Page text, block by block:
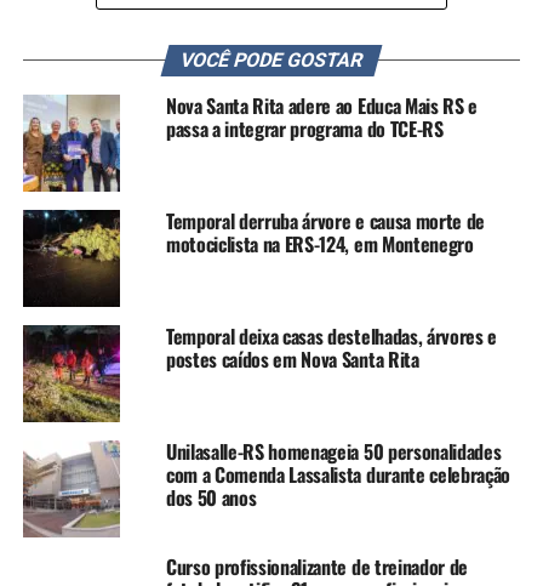
principalmente em Porto Alegre, Gravataí, Cachoeirinha
e Cidreira. Até o momento, 20 pessoas foram presas.
Também foram apreendidos R$ 30 mil em dinheiro, oito
veículos, uma moto aquática e três armas de fogo.
As investigações começaram após informações sobre a
atuação de suspeitos envolvidos no comércio clandestino
de armas na Região Metropolitana, especialmente em
Cachoeirinha e Gravataí.
De acordo com a polícia, as apurações identificaram uma
estrutura criminosa organizada, com divisão de funções
entre os integrantes, responsável pela aquisição,
munições. O material seria destinado ao abastecimento
de uma organização criminosa com atuação na região do
Vale dos Sinos.
Conforme o delegado Wesley Lopes, responsável pela
VOCÊ PODE GOSTAR
Nova Santa Rita adere ao Educa Mais RS e
passa a integrar programa do TCE-RS
Temporal derruba árvore e causa morte de
motociclista na ERS-124, em Montenegro
Temporal deixa casas destelhadas, árvores e
postes caídos em Nova Santa Rita
Unilasalle-RS homenageia 50 personalidades
com a Comenda Lassalista durante celebração
dos 50 anos
Curso profissionalizante de treinador de